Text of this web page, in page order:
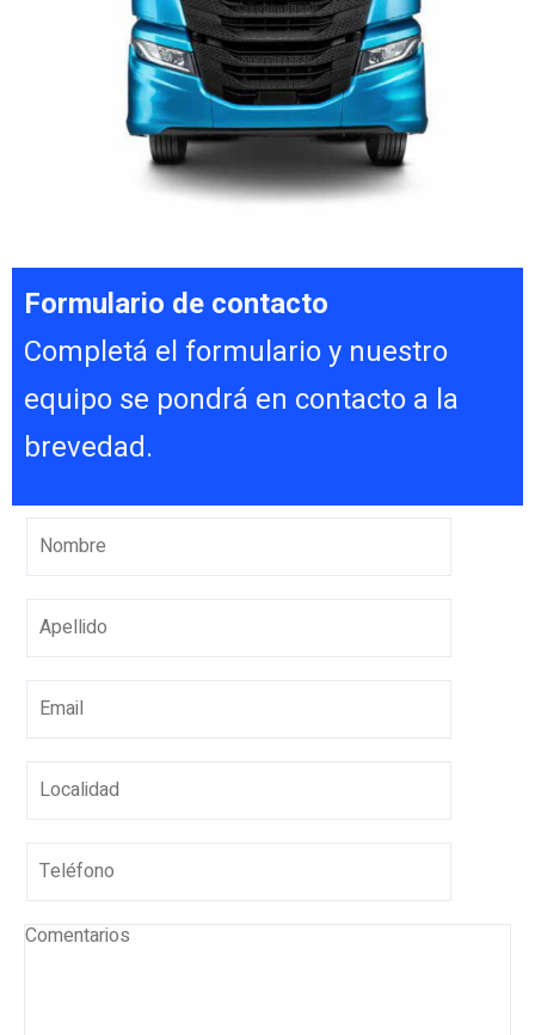
Formulario de contacto
Completá el formulario y nuestro
equipo se pondrá en contacto a la
brevedad.